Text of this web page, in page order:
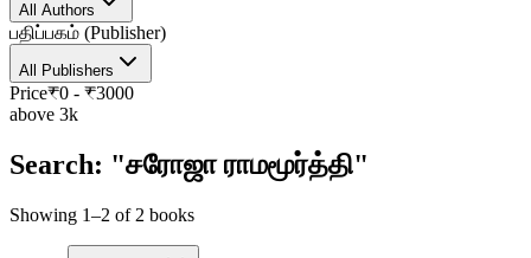
All Authors
பதிப்பகம் (Publisher)
All Publishers
Price₹0 - ₹3000
above 3k
Search: "சரோஜா ராமமூர்த்தி"
Showing 1–2 of 2 books